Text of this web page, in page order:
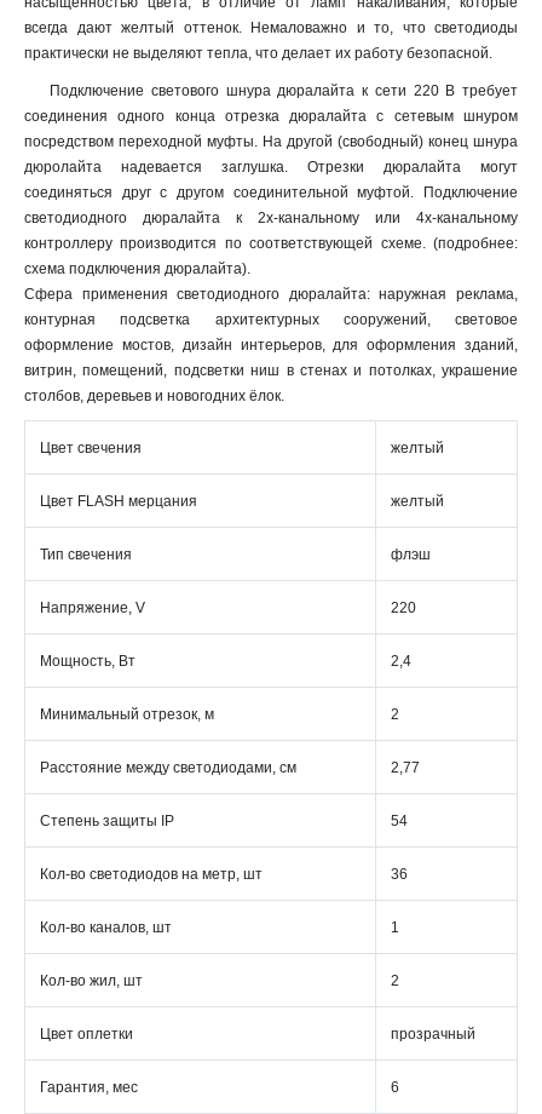
всегда дают желтый оттенок. Немаловажно и то, что светодиоды
практически не выделяют тепла, что делает их работу безопасной.
Подключение светового шнура дюралайта к сети 220 В требует
соединения одного конца отрезка дюралайта с сетевым шнуром
посредством переходной муфты. На другой (свободный) конец шнура
дюролайта надевается заглушка. Отрезки дюралайта могут
соединяться друг с другом соединительной муфтой. Подключение
светодиодного дюралайта к 2х-канальному или 4х-канальному
контроллеру производится по соответствующей схеме. (подробнее:
схема подключения дюралайта).
Сфера применения светодиодного дюралайта: наружная реклама,
контурная подсветка архитектурных сооружений, световое
оформление мостов, дизайн интерьеров, для оформления зданий,
витрин, помещений, подсветки ниш в стенах и потолках, украшение
столбов, деревьев и новогодних ёлок.
Цвет свечения желтый
Цвет FLASH мерцания желтый
Тип свечения флэш
Напряжение, V 220
Мощность, Вт 2,4
Минимальный отрезок, м 2
Расстояние между светодиодами, см 2,77
Степень защиты IP 54
Кол-во светодиодов на метр, шт 36
Кол-во каналов, шт 1
Кол-во жил, шт 2
Цвет оплетки прозрачный
Гарантия, мес 6